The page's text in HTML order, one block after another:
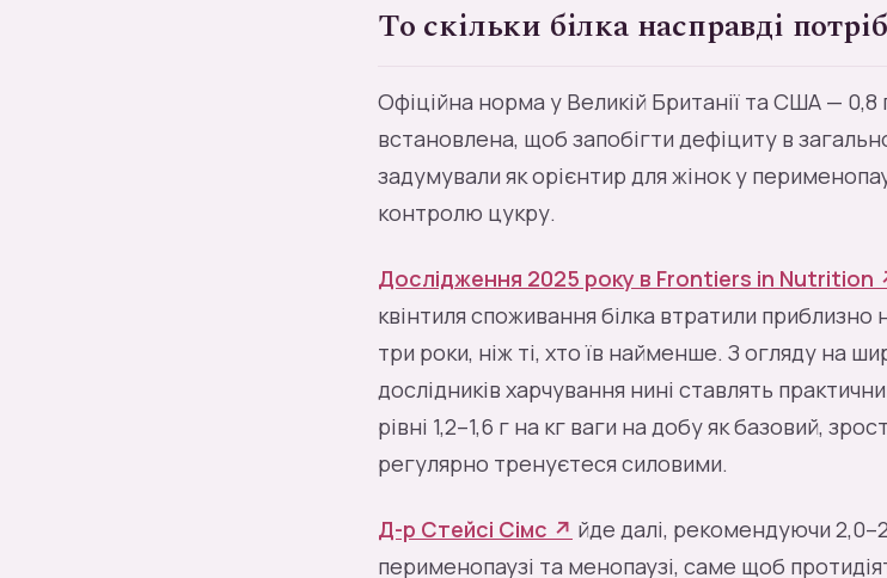
То скільки білка насправді
Офіційна норма у Великій Британії та США — 0,8
встановлена, щоб запобігти дефіциту в
задумували як орієнтир для жінок у
контролю цукру.
Дослідження 2025 року в Frontiers in Nutrition
квінтиля споживання білка втратили
три роки, ніж ті, хто їв найменше. З огляду на
дослідників харчування нині ставлять
рівні 1,2–1,6 г на кг ваги на добу як базовий,
регулярно тренуєтеся силовими.
Д-р Стейсі Сімс ↗ йде далі, рекомендуючи
перименопаузі та менопаузі, саме щоб